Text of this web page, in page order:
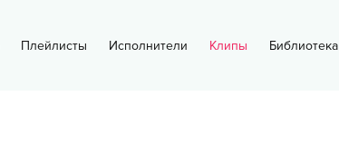
Плейлисты Исполнители Клипы Библиотека